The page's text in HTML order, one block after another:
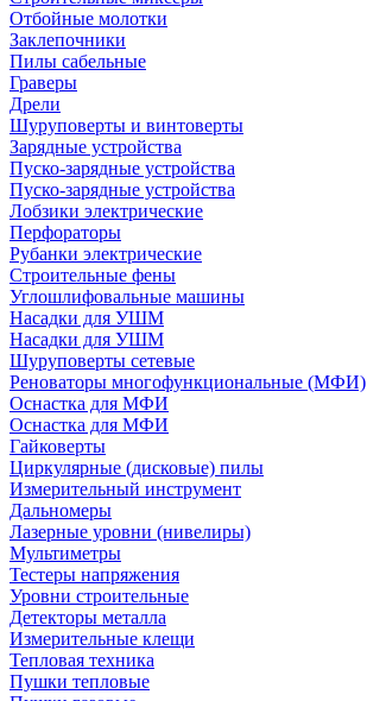
Отбойные молотки
Заклепочники
Пилы сабельные
Граверы
Дрели
Шуруповерты и винтоверты
Зарядные устройства
Пуско-зарядные устройства
Пуско-зарядные устройства
Лобзики электрические
Перфораторы
Рубанки электрические
Строительные фены
Углошлифовальные машины
Насадки для УШМ
Насадки для УШМ
Шуруповерты сетевые
Реноваторы многофункциональные (МФИ)
Оснастка для МФИ
Оснастка для МФИ
Гайковерты
Циркулярные (дисковые) пилы
Измерительный инструмент
Дальномеры
Лазерные уровни (нивелиры)
Мультиметры
Тестеры напряжения
Уровни строительные
Детекторы металла
Измерительные клещи
Тепловая техника
Пушки тепловые